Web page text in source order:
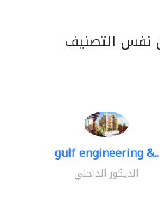
نفس التصنيف
gulf engineering &..
الديكور الداخلي